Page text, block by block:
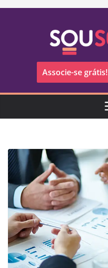
Pular
Associe-se grátis!